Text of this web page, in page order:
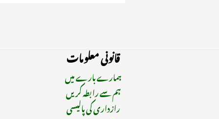
قانونی معلومات
ہمارے بارے میں
ہم سے رابطہ کریں
رازداری کی پالیسی